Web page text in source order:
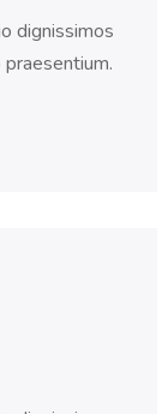
dignissimos